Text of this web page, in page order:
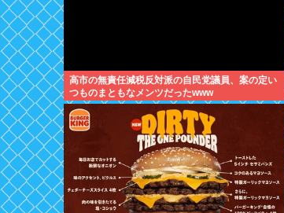
高市の無責任減税反対派の自民党議員、案の定い
つものまともなメンツだったwww